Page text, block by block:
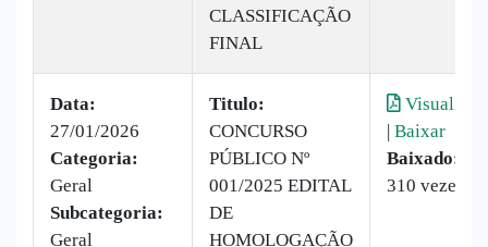
CLASSIFICAÇÃO
FINAL
Data:
27/01/2026
Categoria:
Geral
Subcategoria:
Geral
Titulo:
CONCURSO
PÚBLICO Nº
001/2025 EDITAL
DE
HOMOLOGAÇÃO
Visualizar
| Baixar
Baixado:
310 vezes